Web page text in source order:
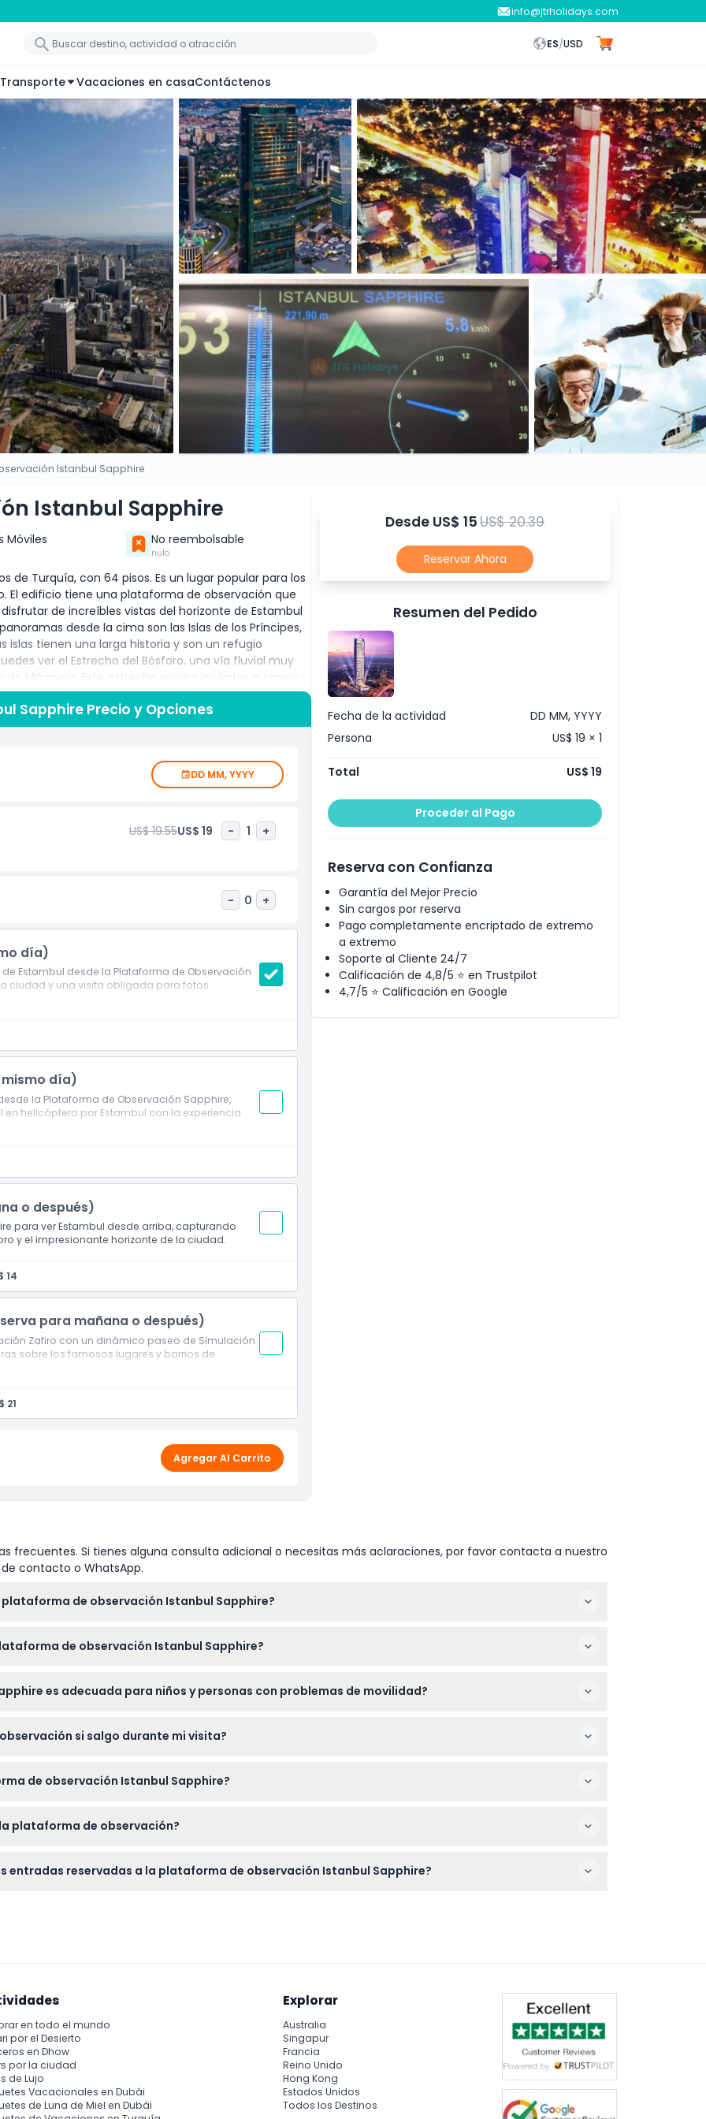
info@jtrholidays.com
ES/USD
Transporte Vacaciones en casaContáctenos
Istanbul Sapphire
Istanbul Sapphire
Móviles No reembolsable
nulo
de Turquía, con 64 pisos. Es un lugar popular para los
El edificio tiene una plataforma de observación que
de increíbles vistas del horizonte de Estambul
desde la cima son las Islas de los Príncipes,
islas tienen una larga historia y son un refugio
ver el Estrecho del Bósforo, una vía fluvial muy
Mármara. Este estrecho separa los lados europeo y
barcos y embarcaciones. Otro punto destacado es la
históricos más famosos de Estambul. Este
por su hermosa arquitectura. Visitar la
Sapphire Precio y Opciones
DD MM, YYYY
US$ 19.55US$ 19 - 1 +
- 0 +
día)
Estambul desde la Plataforma de Observación
ciudad y una visita obligada para fotos
mismo día)
la Plataforma de Observación Sapphire,
helicóptero por Estambul con la experiencia
o después)
para ver Estambul desde arriba, capturando
y el impresionante horizonte de la ciudad.
14
para mañana o después)
Zafiro con un dinámico paseo de Simulación
sobre los famosos lugares y barrios de
21
Agregar Al Carrito
Desde US$ 15US$ 20.39
Reservar Ahora
Resumen del Pedido
Fecha de la actividad
DD MM, YYYY
Persona
US$ 19 × 1
Total US$ 19
Proceder al Pago
Reserva con Confianza
Garantía del Mejor Precio
Sin cargos por reserva
Pago completamente encriptado de extremo
a extremo
Soporte al Cliente 24/7
Calificación de 4,8/5 ⭐ en Trustpilot
4,7/5 ⭐ Calificación en Google
frecuentes. Si tienes alguna consulta adicional o necesitas más aclaraciones, por favor contacta a nuestro
contacto o WhatsApp.
de observación Istanbul Sapphire?
de observación Istanbul Sapphire?
es adecuada para niños y personas con problemas de movilidad?
si salgo durante mi visita?
de observación Istanbul Sapphire?
plataforma de observación?
entradas reservadas a la plataforma de observación Istanbul Sapphire?
en todo el mundo
por el Desierto
en Dhow
por la ciudad
de Lujo
Vacacionales en Dubái
de Luna de Miel en Dubái
Explorar
Australia
Singapur
Francia
Reino Unido
Hong Kong
Estados Unidos
Todos los Destinos